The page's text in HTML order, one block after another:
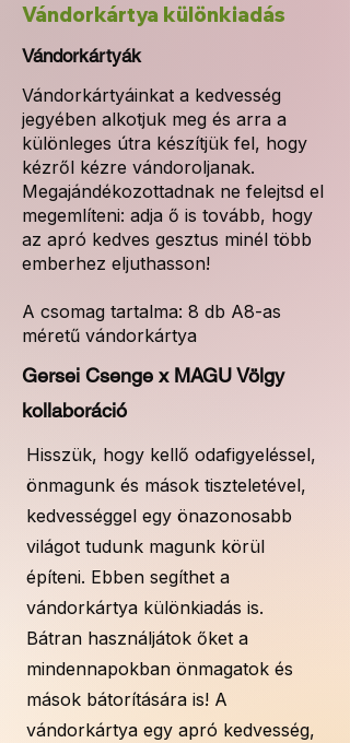
Vándorkártya különkiadás
Vándorkártyák
Vándorkártyáinkat a kedvesség
jegyében alkotjuk meg és arra a
különleges útra készítjük fel, hogy
kézről kézre vándoroljanak.
Megajándékozottadnak ne felejtsd el
megemlíteni: adja ő is tovább, hogy
az apró kedves gesztus minél több
emberhez eljuthasson!
A csomag tartalma: 8 db A8-as
méretű vándorkártya
Gersei Csenge x MAGU Völgy
kollaboráció
Hisszük, hogy kellő odafigyeléssel,
önmagunk és mások tiszteletével,
kedvességgel egy önazonosabb
világot tudunk magunk körül
építeni. Ebben segíthet a
vándorkártya különkiadás is.
Bátran használjátok őket a
mindennapokban önmagatok és
mások bátorítására is! A
vándorkártya egy apró kedvesség,